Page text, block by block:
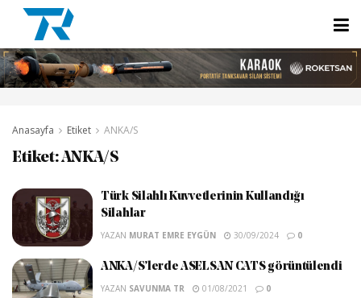
Anasayfa Etiket ANKA/S
Etiket:ANKA/S
Türk Silahlı Kuvvetlerinin Kullandığı
Silahlar
YAZAN MURAT EMRE EYGÜN 30/09/2024 0
ANKA/S’lerde ASELSAN CATS görüntülendi
YAZAN SAVUNMA TR 01/08/2021 0